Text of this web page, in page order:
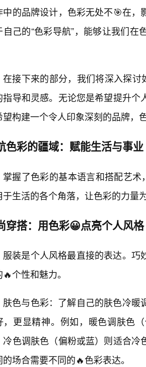
中的品牌设计，色彩无处不🎯在
自己的“色彩导航”，能够让我们
在接下来的部分，我们将深入探讨
指导和灵感。无论您是希望提升
望构建一个令人印象深刻的品牌，
色彩的疆域：赋能生活与事业
掌握了色彩的基本语言和搭配艺术
于生活的各个角落，让色彩的力量
穿搭：用色彩😀点亮个人风格
服装是个人风格最直接的表达。
个性和魅力。
肤色与色彩：了解自己的肤色冷
，更显精神。例如，暖色调肤色
冷色调肤色（偏粉或蓝）则适合
的场合需要不同的🔥色彩表达。